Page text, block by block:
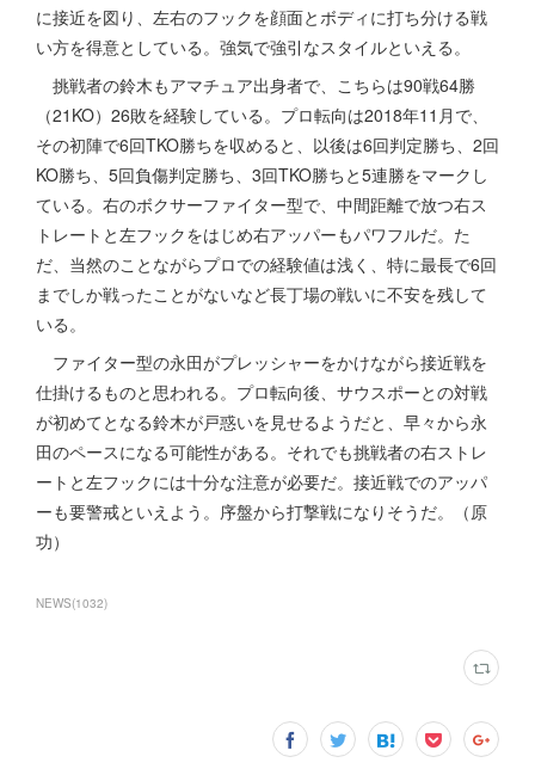
に接近を図り、左右のフックを顔面とボディに打ち分ける戦
い方を得意としている。強気で強引なスタイルといえる。
挑戦者の鈴木もアマチュア出身者で、こちらは90戦64勝
（21KO）26敗を経験している。プロ転向は2018年11月で、
その初陣で6回TKO勝ちを収めると、以後は6回判定勝ち、2回
KO勝ち、5回負傷判定勝ち、3回TKO勝ちと5連勝をマークし
ている。右のボクサーファイター型で、中間距離で放つ右ス
トレートと左フックをはじめ右アッパーもパワフルだ。た
だ、当然のことながらプロでの経験値は浅く、特に最長で6回
までしか戦ったことがないなど長丁場の戦いに不安を残して
いる。
ファイター型の永田がプレッシャーをかけながら接近戦を
仕掛けるものと思われる。プロ転向後、サウスポーとの対戦
が初めてとなる鈴木が戸惑いを見せるようだと、早々から永
田のペースになる可能性がある。それでも挑戦者の右ストレ
ートと左フックには十分な注意が必要だ。接近戦でのアッパ
ーも要警戒といえよう。序盤から打撃戦になりそうだ。（原
功）
NEWS(1032)